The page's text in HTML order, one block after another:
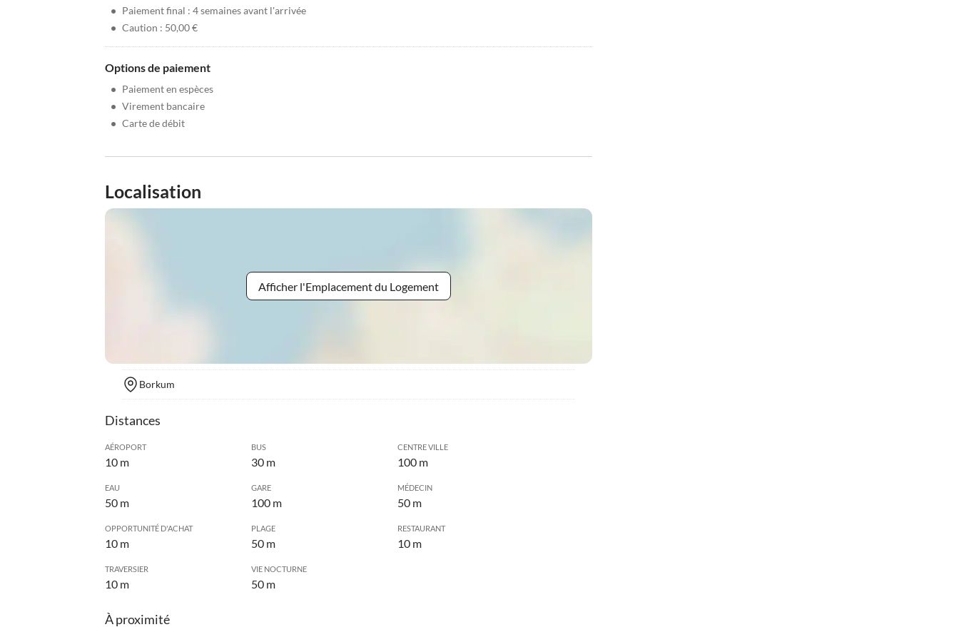
• Paiement final : 4 semaines avant l'arrivée
• Caution : 50,00 €
Options de paiement
• Paiement en espèces
• Virement bancaire
• Carte de débit
Localisation
Afficher l'Emplacement du Logement
Borkum
Distances
AÉROPORT
10 m
BUS
30 m
CENTRE VILLE
100 m
EAU
50 m
GARE
100 m
MÉDECIN
50 m
OPPORTUNITÉ D'ACHAT
10 m
PLAGE
50 m
RESTAURANT
10 m
TRAVERSIER
10 m
VIE NOCTURNE
50 m
À proximité